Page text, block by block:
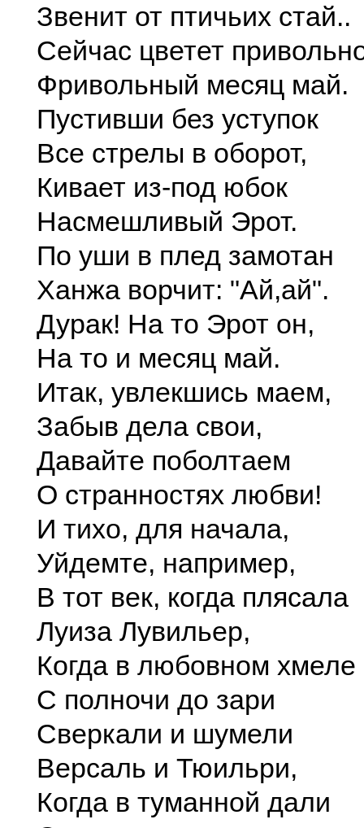
Звенит от птичьих стай..
Сейчас цветет
Фривольный месяц май.
Пустивши без уступок
Все стрелы в оборот,
Кивает из-под юбок
Насмешливый Эрот.
По уши в плед замотан
Ханжа ворчит: "Ай,ай".
Дурак! На то Эрот он,
На то и месяц май.
Итак, увлекшись маем,
Забыв дела свои,
Давайте поболтаем
О странностях любви!
И тихо, для начала,
Уйдемте, например,
В тот век, когда плясала
Луиза Лувильер,
Когда в любовном хмеле
С полночи до зари
Сверкали и шумели
Версаль и Тюильри,
Когда в туманной дали